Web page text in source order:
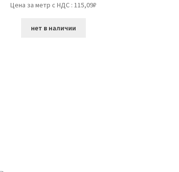
Цена за метр с НДС : 115,09₽
нет в наличии